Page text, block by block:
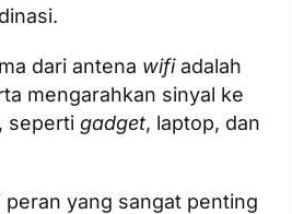
dari antena wifiadalah
mengarahkan sinyal ke
seperti gadget, laptop, dan
peran yang sangat penting